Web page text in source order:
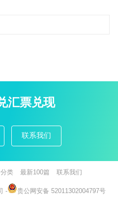
汇票兑现
联系我们
类 最新100篇 联系我们
- 贵公网安备 52011302004797号